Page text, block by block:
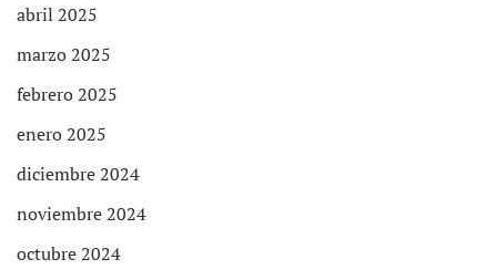
abril 2025
marzo 2025
febrero 2025
enero 2025
diciembre 2024
noviembre 2024
octubre 2024